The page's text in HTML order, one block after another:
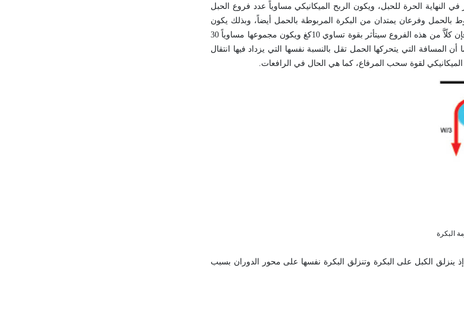
الحرة للحبل، ويكون الربح الميكانيكي مساوياً عدد فروع الحبل
يوجد فرع واحد من الحبل مربوط بالحمل وفرعان يمتدان من البكرة المربوطة بالحمل أيضاً، وبذلك يكون
هناك ثلاثة فروع ترفع الحمل، فإذا كانت القوة المطبقة على النهاية الحرة للحبل تساوي 10 كغ؛ فإن كلّاَّ من هذه الفروع سيتأثر بقوة تساوي 10كغ ويكون مجموعها مساوياً 30
الميكانيكي، كما أن المسافة التي يتحركها الحمل تقل بالنسبة نفسها التي يزداد فيها انتقال
لقوة سحب المرفاع، كما هي الحال في الرافعات.
البكرة
ينزلق الكبل على البكرة وتنزلق البكرة نفسها على محور الدوران بسبب